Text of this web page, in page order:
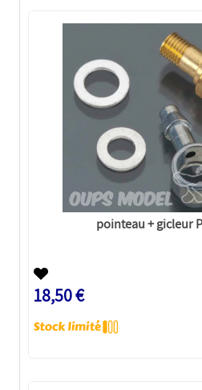
pointeau + gicleur
18,50 €